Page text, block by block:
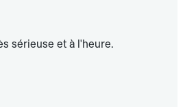
sérieuse et à l'heure.